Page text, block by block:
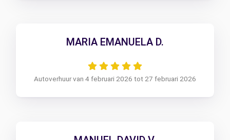
MARIA EMANUELA D.
Autoverhuur van 4 februari 2026 tot 27 februari 2026